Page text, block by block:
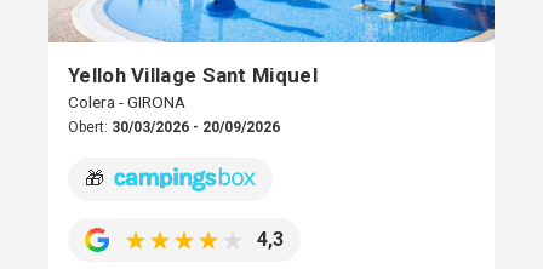
Yelloh Village Sant Miquel
Colera - GIRONA
Obert: 30/03/2026 - 20/09/2026
🎁
4,3